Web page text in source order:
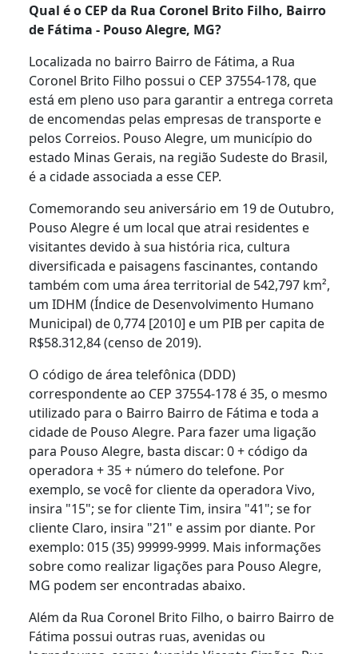
Qual é o CEP da Rua Coronel Brito Filho, Bairro
de Fátima - Pouso Alegre, MG?
Localizada no bairro Bairro de Fátima, a Rua
Coronel Brito Filho possui o CEP 37554-178, que
está em pleno uso para garantir a entrega correta
de encomendas pelas empresas de transporte e
pelos Correios. Pouso Alegre, um município do
estado Minas Gerais, na região Sudeste do Brasil,
é a cidade associada a esse CEP.
Comemorando seu aniversário em 19 de Outubro,
Pouso Alegre é um local que atrai residentes e
visitantes devido à sua história rica, cultura
diversificada e paisagens fascinantes, contando
também com uma área territorial de 542,797 km²,
um IDHM (Índice de Desenvolvimento Humano
Municipal) de 0,774 [2010] e um PIB per capita de
R$58.312,84 (censo de 2019).
O código de área telefônica (DDD)
correspondente ao CEP 37554-178 é 35, o mesmo
utilizado para o Bairro Bairro de Fátima e toda a
cidade de Pouso Alegre. Para fazer uma ligação
para Pouso Alegre, basta discar: 0 + código da
operadora + 35 + número do telefone. Por
exemplo, se você for cliente da operadora Vivo,
insira "15"; se for cliente Tim, insira "41"; se for
cliente Claro, insira "21" e assim por diante. Por
exemplo: 015 (35) 99999-9999. Mais informações
sobre como realizar ligações para Pouso Alegre,
MG podem ser encontradas abaixo.
Além da Rua Coronel Brito Filho, o bairro Bairro de
Fátima possui outras ruas, avenidas ou